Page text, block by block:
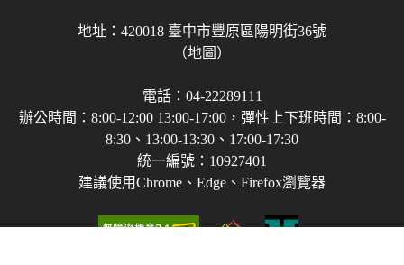
地址：420018 臺中市豐原區陽明街36號
（地圖）
電話：04-22289111
辦公時間：8:00-12:00 13:00-17:00，彈性上下班時間：8:00-
8:30、13:00-13:30、17:00-17:30
統一編號：10927401
建議使用Chrome、Edge、Firefox瀏覽器